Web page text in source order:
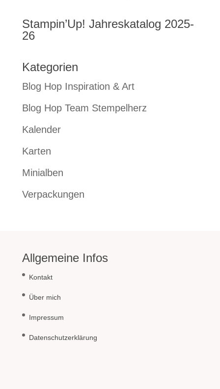
Stampin’Up! Jahreskatalog 2025-
26
Kategorien
Blog Hop Inspiration & Art
Blog Hop Team Stempelherz
Kalender
Karten
Minialben
Verpackungen
Allgemeine Infos
Kontakt
Über mich
Impressum
Datenschutzerklärung